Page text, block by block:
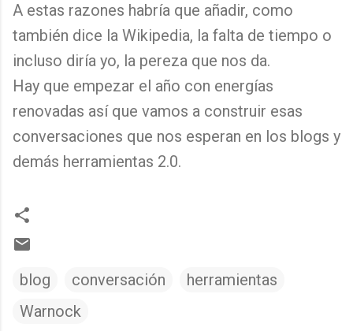
A estas razones habría que añadir, como
también dice la Wikipedia, la falta de tiempo o
incluso diría yo, la pereza que nos da.
Hay que empezar el año con energías
renovadas así que vamos a construir esas
conversaciones que nos esperan en los blogs y
demás herramientas 2.0.
blog conversación
herramientas
Warnock